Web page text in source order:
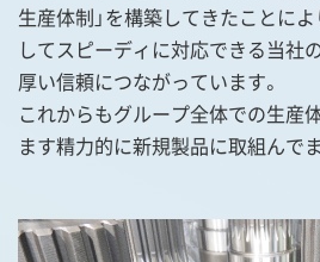
生産体制」を構築してきたことに
してスピーディに対応できる当社
厚い信頼につながっています。
これからもグループ全体での生産
ます精力的に新規製品に取組んで